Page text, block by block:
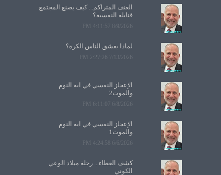
العنف المتراكم... كيف يصنع المجتمع
قنابله النفسية؟
8/9/2026 4:11:57 PM
لماذا يعشق الناس الكرة؟
7/13/2026 2:27:26 PM
الإعجاز النفسي في آية النوم
والموت2
6/8/2026 6:11:07 PM
الإعجاز النفسي في آية النوم
والموت1
6/6/2026 4:24:58 PM
كشف الغطاء... رحلة ميلاد الوعي
الكوني